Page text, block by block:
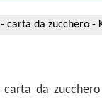
da zucchero -
da